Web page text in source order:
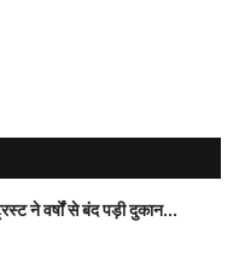
ने वर्षों से बंद पड़ी दुकान...